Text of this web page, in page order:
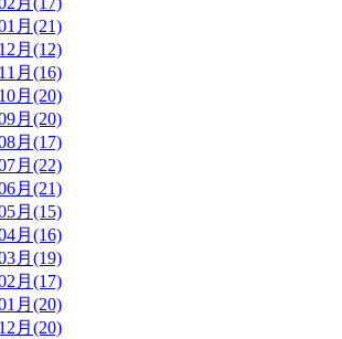
月(21)
月(12)
月(16)
月(20)
月(20)
月(17)
月(22)
月(21)
月(15)
月(16)
月(19)
月(17)
月(20)
月(20)